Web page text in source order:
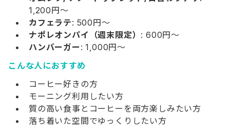
1,200円～
カフェラテ: 500円～
ナポレオンパイ（週末限定） : 600円～
ハンバーガー : 1,000円～
こんな人におすすめ
コーヒー好きの方
モーニング利用したい方
質の高い食事とコーヒーを両方楽しみたい方
落ち着いた空間でゆっくりしたい方